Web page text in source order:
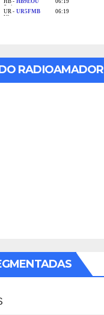
RADIOAMADOR